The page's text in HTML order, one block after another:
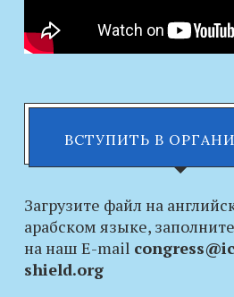
ВСТУПИТЬ В
Загрузите файл на
арабском языке,
на наш E-mail
shield.org